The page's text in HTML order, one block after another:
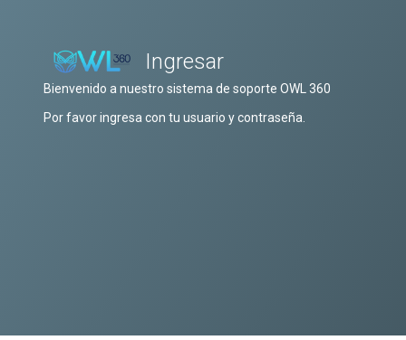
Ingresar
Bienvenido a nuestro sistema de soporte OWL 360
Por favor ingresa con tu usuario y contraseña.